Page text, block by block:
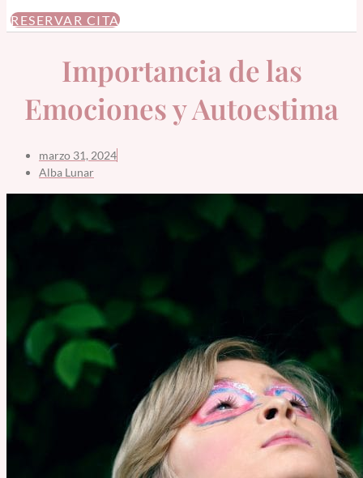
RESERVAR CITA
Importancia de las
Emociones y Autoestima
marzo 31, 2024
Alba Lunar